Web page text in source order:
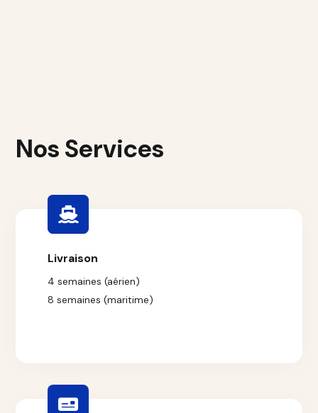
Nos Services
Livraison
4 semaines (aérien)
8 semaines (maritime)